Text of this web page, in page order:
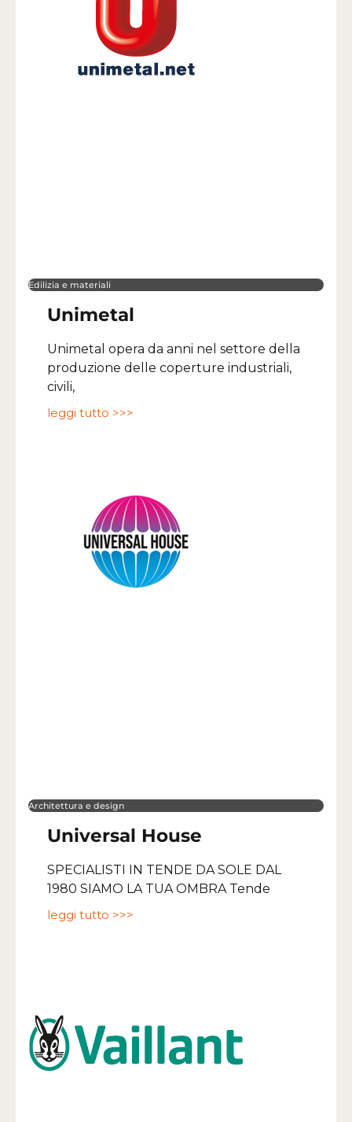
Edilizia e materiali
Unimetal
Unimetal opera da anni nel settore della
produzione delle coperture industriali,
civili,
leggi tutto >>>
Architettura e design
Universal House
SPECIALISTI IN TENDE DA SOLE DAL
1980 SIAMO LA TUA OMBRA Tende
leggi tutto >>>